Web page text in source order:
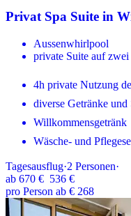
Privat Spa Suite in
Aussenwhirlpool
private Suite auf zwei
4h private Nutzung
diverse Getränke und
Willkommensgetränk
Wäsche- und
Tagesausflug·2 Personen·
ab 670 € 536 €
pro Person ab € 268